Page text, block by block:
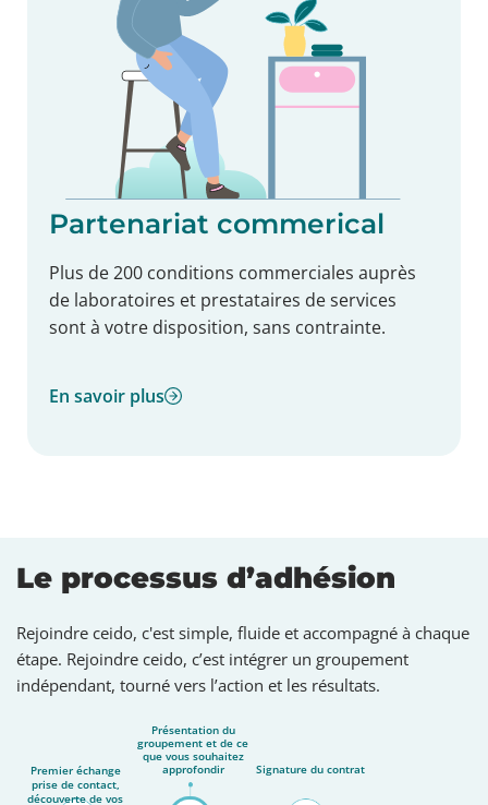
Partenariat commerical
Plus de 200 conditions commerciales auprès
de laboratoires et prestataires de services
sont à votre disposition, sans contrainte.
En savoir plus
Le processus d’adhésion
Rejoindre ceido, c'est simple, fluide et accompagné à chaque
étape. Rejoindre ceido, c’est intégrer un groupement
indépendant, tourné vers l’action et les résultats.